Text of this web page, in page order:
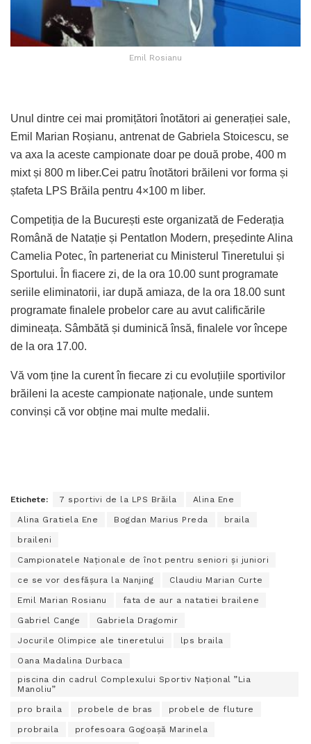
Emil Rosianu
Unul dintre cei mai promițători înotători ai generației sale,
Emil Marian Roșianu, antrenat de Gabriela Stoicescu, se
va axa la aceste campionate doar pe două probe, 400 m
mixt și 800 m liber.Cei patru înotători brăileni vor forma și
ștafeta LPS Brăila pentru 4×100 m liber.
Competiția de la București este organizată de Federația
Română de Natație și Pentatlon Modern, președinte Alina
Camelia Potec, în parteneriat cu Ministerul Tineretului și
Sportului. În fiacere zi, de la ora 10.00 sunt programate
seriile eliminatorii, iar după amiaza, de la ora 18.00 sunt
programate finalele probelor care au avut calificările
dimineața. Sâmbătă și duminică însă, finalele vor începe
de la ora 17.00.
Vă vom ține la curent în fiecare zi cu evoluțiile sportivilor
brăileni la aceste campionate naționale, unde suntem
convinși că vor obține mai multe medalii.
Etichete: 7 sportivi de la LPS Brăila Alina Ene
Alina Gratiela Ene Bogdan Marius Preda braila
braileni
Campionatele Naționale de înot pentru seniori și juniori
ce se vor desfășura la Nanjing Claudiu Marian Curte
Emil Marian Rosianu fata de aur a natatiei brailene
Gabriel Cange Gabriela Dragomir
Jocurile Olimpice ale tineretului lps braila
Oana Madalina Durbaca
piscina din cadrul Complexului Sportiv Național ”Lia
Manoliu”
pro braila probele de bras probele de fluture
probraila profesoara Gogoaşă Marinela